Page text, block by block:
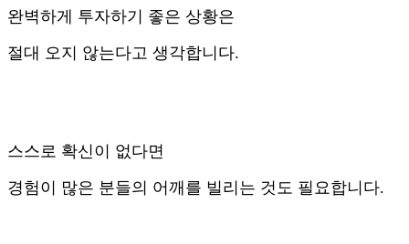
완벽하게 투자하기 좋은 상황은
절대 오지 않는다고 생각합니다.
스스로 확신이 없다면
경험이 많은 분들의 어깨를 빌리는 것도 필요합니다.